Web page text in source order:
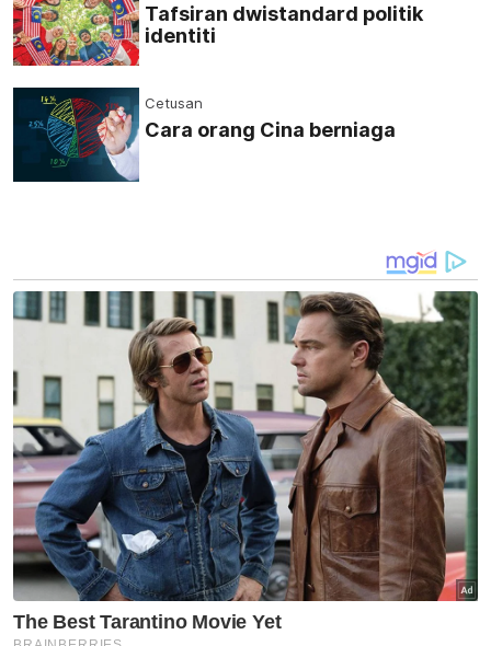
Tafsiran dwistandard politik
identiti
Cetusan
Cara orang Cina berniaga